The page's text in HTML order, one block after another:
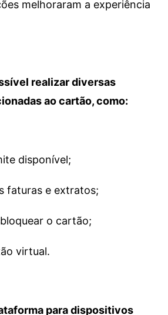
melhoraram a experiência
realizar diversas
ao cartão, como:
disponível;
faturas e extratos;
o cartão;
virtual.
para dispositivos